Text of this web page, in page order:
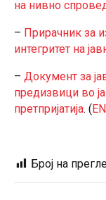
на нивно
– Прирачник за
интегритет на
– Документ за
предизвици во
претпријатија. ( EN
Број на